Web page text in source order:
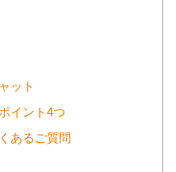
ット
イント4つ
あるご質問